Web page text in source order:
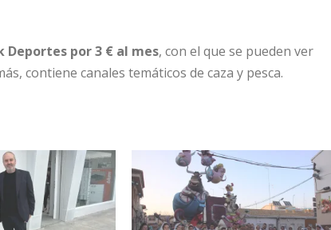
Deportes por 3 € al mes, con el que se pueden ver
contiene canales temáticos de caza y pesca.